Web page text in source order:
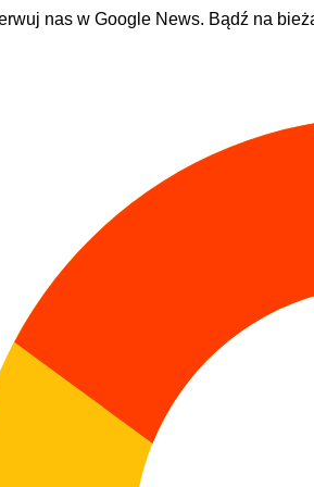
nas w Google News. Bądź na